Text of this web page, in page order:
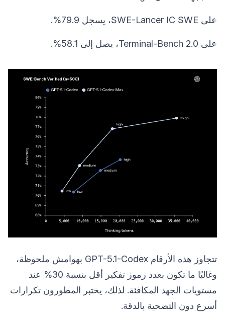
على SWE-Lancer IC SWE، يسجل 79.9%.
على Terminal-Bench 2.0، يصل إلى 58.1%.
تتجاوز هذه الأرقام GPT-5.1-Codex بهوامش ملحوظة،
وغالبًا ما تكون بعدد رموز تفكير أقل بنسبة 30% عند
مستويات الجهد المكافئة. لذلك، يختبر المطورون تكرارات
أسرع دون التضحية بالدقة.